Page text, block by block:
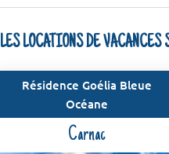
LES LOCATIONS DE
Résidence Goélia Bleue
Océane
Carnac